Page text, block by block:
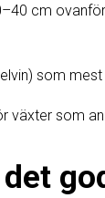
cm
som mest
växter som